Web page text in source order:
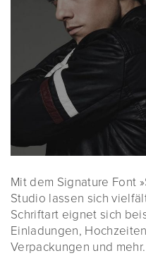
Mit dem Signature Font
Studio lassen sich
Schriftart eignet sich
Einladungen,
Verpackungen und mehr.